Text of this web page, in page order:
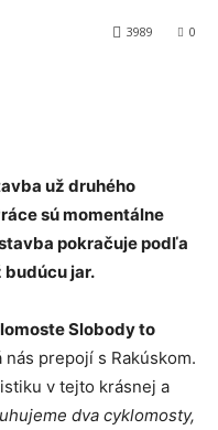
0
3989
už druhého
sú momentálne
pokračuje podľa
budúcu jar.
Slobody to
nás prepojí s Rakúskom.
v tejto krásnej a
dva cyklomosty,